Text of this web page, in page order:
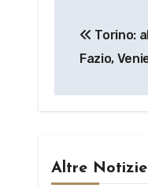
articoli
Torino:
Fazio,
Altre Notizie